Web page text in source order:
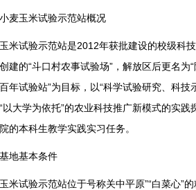
玉米试验示范站概况
试验示范站是2012年获批建设的校级科技
建的“斗口村农事试验场”，解放区后更名
年试验站”为目标，以“科学试验研究、科
以大学为依托”的农业科技推广新模式的实
的本科生教学实践实习任务。
基本条件
试验示范站位于号称关中平原”“白菜心”